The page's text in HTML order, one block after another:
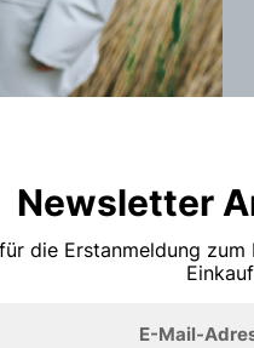
Newsletter
die Erstanmeldung
E-Mail-